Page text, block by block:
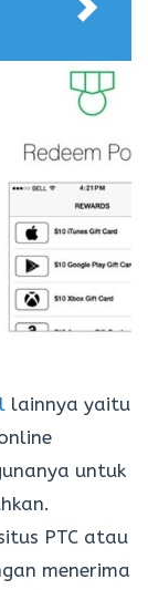
lainnya yaitu
untuk
PTC atau
menerima